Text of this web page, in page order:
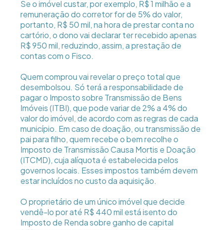
Se o imóvel custar, por exemplo, R$ 1 milhão e a
remuneração do corretor for de 5% do valor,
portanto, R$ 50 mil, na hora de prestar conta no
cartório, o dono vai declarar ter recebido apenas
R$ 950 mil, reduzindo, assim, a prestação de
contas com o Fisco.
Quem comprou vai revelar o preço total que
desembolsou. Só terá a responsabilidade de
pagar o Imposto sobre Transmissão de Bens
Imóveis (ITBI), que pode variar de 2% a 4% do
valor do imóvel, de acordo com as regras de cada
município. Em caso de doação, ou transmissão de
pai para filho, quem recebe o bem recolhe o
Imposto de Transmissão Causa Mortis e Doação
(ITCMD), cuja alíquota é estabelecida pelos
governos locais. Esses impostos também devem
estar incluídos no custo da aquisição.
O proprietário de um único imóvel que decide
vendê-lo por até R$ 440 mil está isento do
Imposto de Renda sobre ganho de capital